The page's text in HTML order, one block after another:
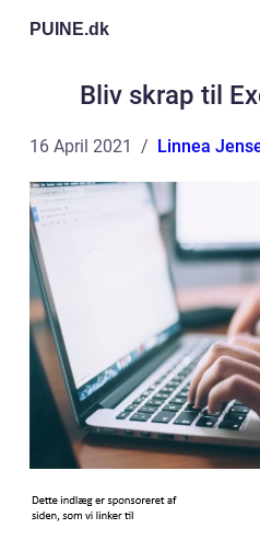
PUINE.dk
Bliv skrap til
16 April 2021 Linnea